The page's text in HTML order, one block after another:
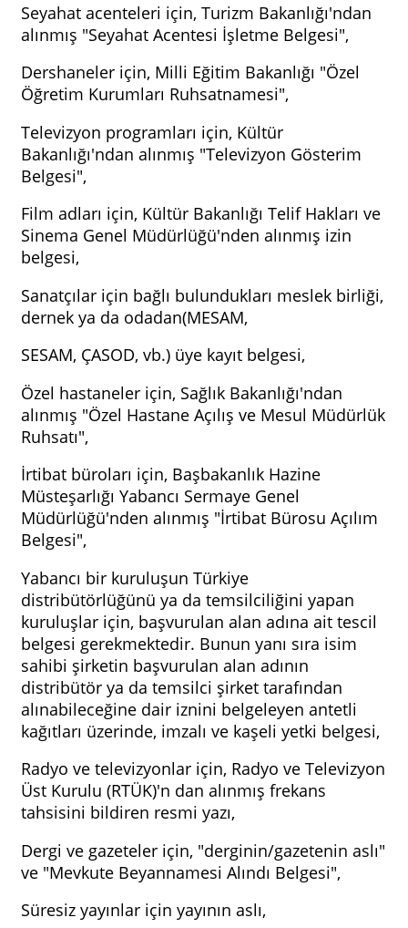
Seyahat acenteleri için, Turizm Bakanlığı'ndan
alınmış "Seyahat Acentesi İşletme Belgesi",
Dershaneler için, Milli Eğitim Bakanlığı "Özel
Öğretim Kurumları Ruhsatnamesi",
Televizyon programları için, Kültür
Bakanlığı'ndan alınmış "Televizyon Gösterim
Belgesi",
Film adları için, Kültür Bakanlığı Telif Hakları ve
Sinema Genel Müdürlüğü'nden alınmış izin
belgesi,
Sanatçılar için bağlı bulundukları meslek birliği,
dernek ya da odadan(MESAM,
SESAM, ÇASOD, vb.) üye kayıt belgesi,
Özel hastaneler için, Sağlık Bakanlığı'ndan
alınmış "Özel Hastane Açılış ve Mesul Müdürlük
Ruhsatı",
İrtibat büroları için, Başbakanlık Hazine
Müsteşarlığı Yabancı Sermaye Genel
Müdürlüğü'nden alınmış "İrtibat Bürosu Açılım
Belgesi",
Yabancı bir kuruluşun Türkiye
distribütörlüğünü ya da temsilciliğini yapan
kuruluşlar için, başvurulan alan adına ait tescil
belgesi gerekmektedir. Bunun yanı sıra isim
sahibi şirketin başvurulan alan adının
distribütör ya da temsilci şirket tarafından
alınabileceğine dair iznini belgeleyen antetli
kağıtları üzerinde, imzalı ve kaşeli yetki belgesi,
Radyo ve televizyonlar için, Radyo ve Televizyon
Üst Kurulu (RTÜK)'n dan alınmış frekans
tahsisini bildiren resmi yazı,
Dergi ve gazeteler için, "derginin/gazetenin aslı"
ve "Mevkute Beyannamesi Alındı Belgesi",
Süresiz yayınlar için yayının aslı,